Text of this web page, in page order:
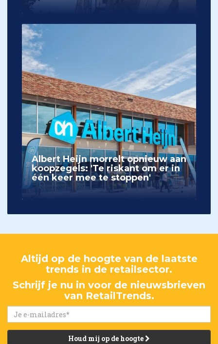
Albert Heijn morrelt opnieuw aan
koopzegels: 'Te riskant om er in
één keer mee te stoppen'
Altijd op de hoogte van de laatste
trends in de retailsector.
Schrijf je nu in voor de nieuwsbrieven
van RetailTrends.
Houd mij op de hoogte